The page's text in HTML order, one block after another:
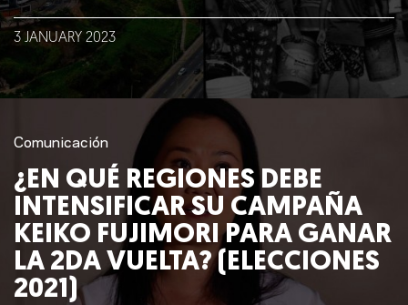
3 JANUARY 2023
Comunicación
¿EN QUÉ REGIONES DEBE
INTENSIFICAR SU CAMPAÑA
KEIKO FUJIMORI PARA GANAR
LA 2DA VUELTA? (ELECCIONES
2021)